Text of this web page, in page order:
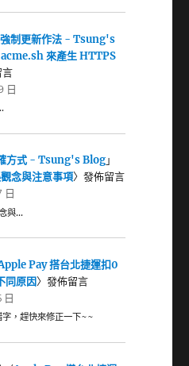
制更新作法 - Tsung's
來產生 HTTPS
言
日
確方式 - Tsung's Blog」
念與注意事項〉發佈留言
日
與…
Pay 搭台北捷運扣0
同原因〉發佈留言
日
，趕快來修正一下~~